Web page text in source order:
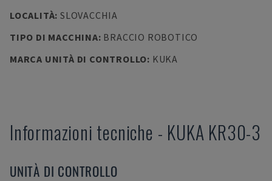
LOCALITÀ: SLOVACCHIA
TIPO DI MACCHINA: BRACCIO ROBOTICO
MARCA UNITÀ DI CONTROLLO: KUKA
Informazioni tecniche - KUKA KR30-3
UNITÀ DI CONTROLLO